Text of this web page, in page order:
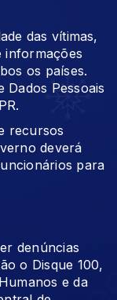
das vítimas,
informações
os países.
Dados Pessoais
recursos
deverá
para
denúncias
o Disque 100,
e da